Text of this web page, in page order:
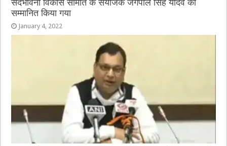
सदभावना विकास समिति के संयोजक जगपाल सिंह यादव को
सम्मानित किया गया
January 4, 2022